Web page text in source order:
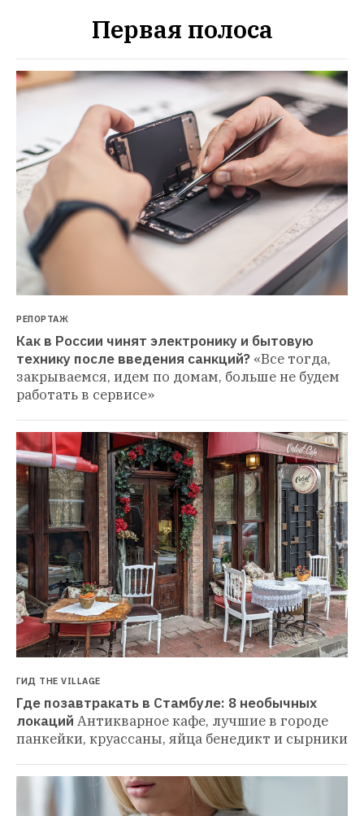
Первая полоса
РЕПОРТАЖ
Как в России чинят электронику и бытовую
технику после введения санкций? «Все тогда,
закрываемся, идем по домам, больше не будем
работать в сервисе»
ГИД THE VILLAGE
Где позавтракать в Стамбуле: 8 необычных
локаций Антикварное кафе, лучшие в городе
панкейки, круассаны, яйца бенедикт и сырники